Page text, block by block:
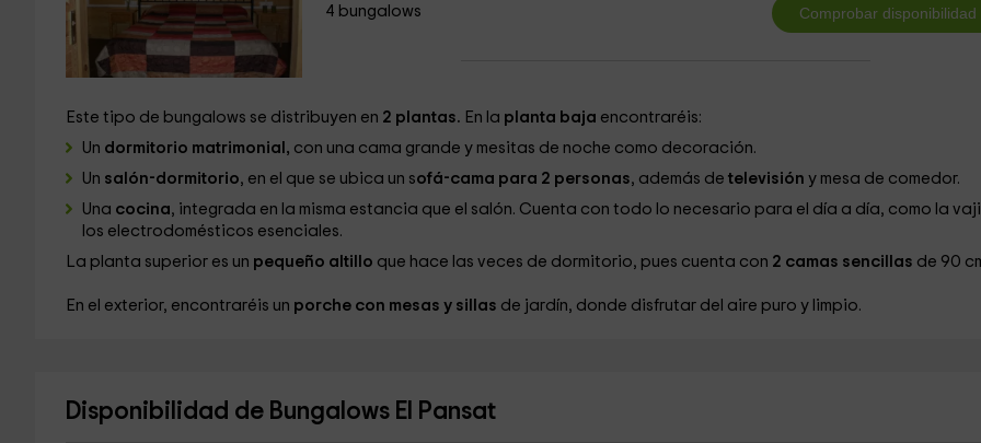
4 bungalows
Este tipo de bungalows se distribuyen en 2 plantas. En la planta baja encontraréis:
Un dormitorio matrimonial, con una cama grande y mesitas de noche como decoración.
Un salón-dormitorio, en el que se ubica un sofá-cama para 2 personas, además de televisión y mesa de comedor.
Una cocina, integrada en la misma estancia que el salón. Cuenta con todo lo necesario para el día a día, como la
los electrodomésticos esenciales.
La planta superior es un pequeño altillo que hace las veces de dormitorio, pues cuenta con 2 camas sencillas de 90
En el exterior, encontraréis un porche con mesas y sillas de jardín, donde disfrutar del aire puro y limpio.
Disponibilidad de Bungalows El Pansat